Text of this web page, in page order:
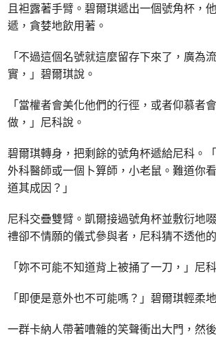
且袒露著手臂。碧爾琪遞出一個號角杯，
遞，貪婪地飲用著。
「不過這個名號就這麼留存下來了，廣為
實，」碧爾琪說。
「當權者會美化他們的行徑，或者仰慕者
做，」尼科說。
碧爾琪轉身，把剩餘的號角杯遞給尼科。
外科醫師或一個卜算師，小老鼠。難道你
道其成因？」
尼科交疊雙臂。凱爾接過號角杯並敷衍地
禮卻不情願的儀式參與者，尼科猜不透他
「妳不可能不知道背上被捅了一刀，」尼
「即便是意外也不可能嗎？」碧爾琪輕柔
一群卡納人帶著嘈雜的笑聲衝出大門，然